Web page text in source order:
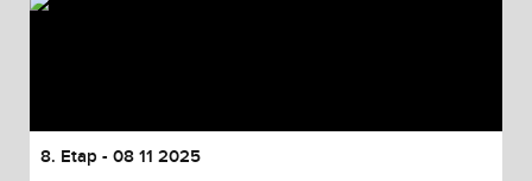
8. Etap - 08 11 2025